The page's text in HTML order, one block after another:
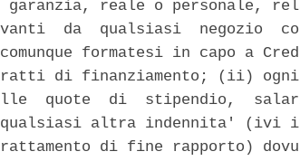
reale o personale,
da  qualsiasi  negozio
formatesi in capo a
di finanziamento; (ii)
quote  di  stipendio,
qualsiasi altra indennita' (ivi
di fine rapporto)